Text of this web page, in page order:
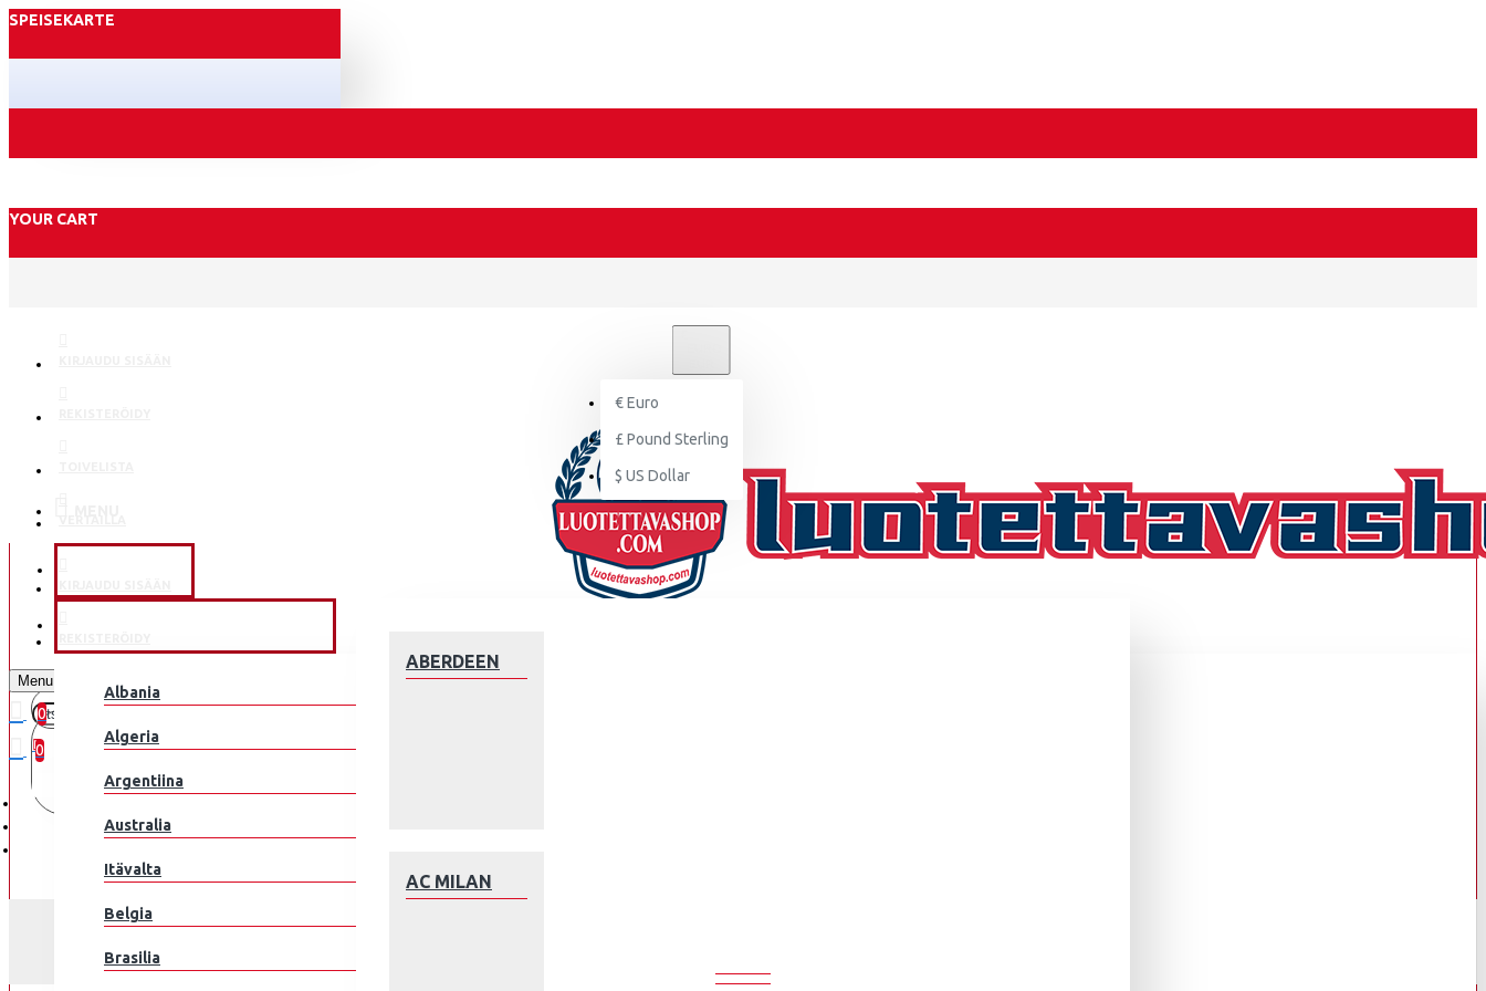
SPEISEKARTE
YOUR CART
€Euro
£ Pound Sterling
$ US Dollar
Ostoskorisi on tyhjä!
ABERDEEN
AC MILAN
Albania
Algeria
Argentiina
Australia
Itävalta
Belgia
Brasilia
Menu
0
0